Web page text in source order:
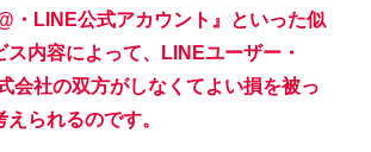
・LINE公式アカウント』といった似
ス内容によって、LINEユーザー・
会社の双方がしなくてよい損を被っ
られるのです。